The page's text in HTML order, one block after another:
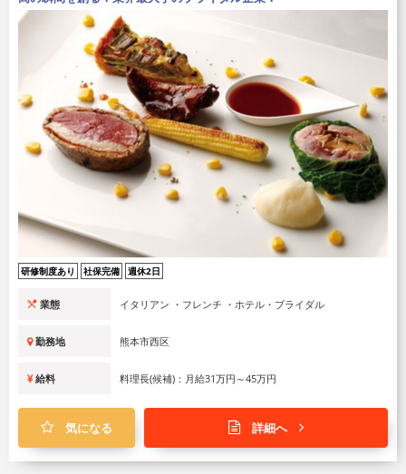
研修制度あり 社保完備 週休2日
業態 イタリアン ・フレンチ ・ホテル・ブライダル
勤務地 熊本市西区
給料 料理長(候補)：月給31万円～45万円
気になる 詳細へ